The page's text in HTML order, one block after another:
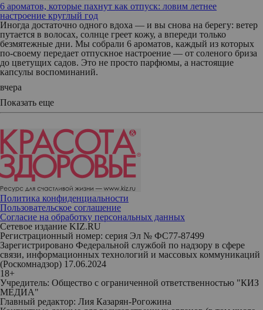
6 ароматов, которые пахнут как отпуск: ловим летнее
настроение круглый год
Иногда достаточно одного вдоха — и вы снова на берегу: ветер
путается в волосах, солнце греет кожу, а впереди только
безмятежные дни. Мы собрали 6 ароматов, каждый из которых
по‑своему передает отпускное настроение — от соленого бриза
до цветущих садов. Это не просто парфюмы, а настоящие
капсулы воспоминаний.
вчера
Показать еще
Политика конфиденциальности
Пользовательское соглашение
Согласие на обработку персональных данных
Сетевое издание KIZ.RU
Регистрационный номер: серия Эл № ФС77-87499
Зарегистрировано Федеральной службой по надзору в сфере
связи, информационных технологий и массовых коммуникаций
(Роскомнадзор) 17.06.2024
18+
Учредитель: Общество с ограниченной ответственностью "КИЗ
МЕДИА"
Главный редактор: Лия Казарян-Рогожина